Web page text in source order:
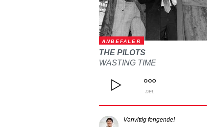
ANBEFALER
THE PILOTS
WASTING TIME
DEL
Vanvittig fengende!